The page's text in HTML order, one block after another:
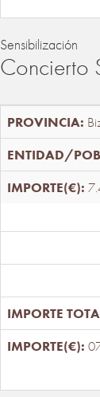
Sensibilización
Concierto